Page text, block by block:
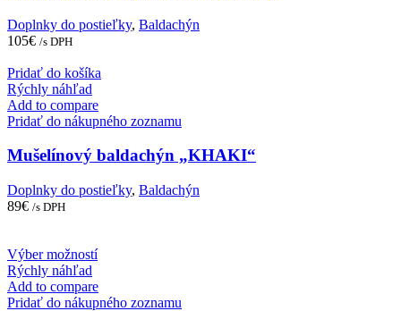
Doplnky do postieľky, Baldachýn
105€ /s DPH
Pridať do košíka
Rýchly náhľad
Add to compare
Pridať do nákupného zoznamu
Mušelínový baldachýn „KHAKI“
Doplnky do postieľky, Baldachýn
89€ /s DPH
Výber možnostíThis
has
multiple
Rýchly náhľad
Add to compare
Pridať do nákupného zoznamu